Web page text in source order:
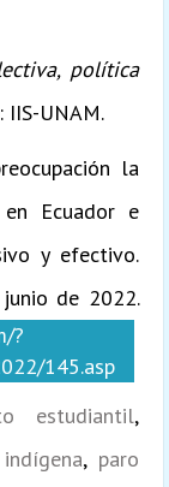
política
IIS-UNAM.
la
Ecuador e
y efectivo.
de 2022.
?
145.asp
estudiantil,
, paro